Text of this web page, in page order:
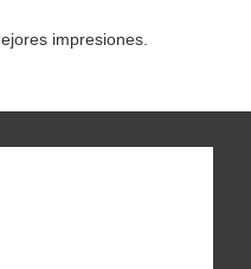
impresiones.